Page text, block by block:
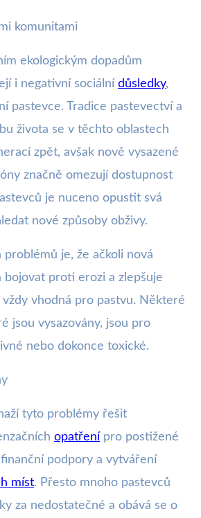
komunitami
ekologickým dopadům
i negativní sociální důsledky,
pastevce. Tradice pastevectví a
života se v těchto oblastech
zpět, avšak nově vysazené
značně omezují dostupnost
je nuceno opustit svá
nové způsoby obživy.
problémů je, že ačkoli nová
bojovat proti erozi a zlepšuje
vždy vhodná pro pastvu. Některé
jsou vysazovány, jsou pro
nebo dokonce toxické.
tyto problémy řešit
opatření pro postižené
podpory a vytváření
míst. Přesto mnoho pastevců
za nedostatečné a obává se o